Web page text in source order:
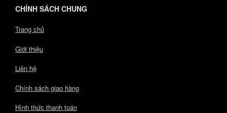
CHÍNH SÁCH CHUNG
Trang chủ
Giới thiệu
Liên hệ
Chính sách giao hàng
Hình thức thanh toán